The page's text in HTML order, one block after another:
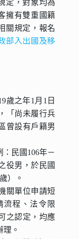
定，對象均為
擁有雙重國籍
關規定，報名
部入出國及移
歲之年1月1日
「尚未履行兵
曾設有戶籍男
民國106年－
役男，於民國
）。
關單位申請短
流程、法令限
之認定，均應
。